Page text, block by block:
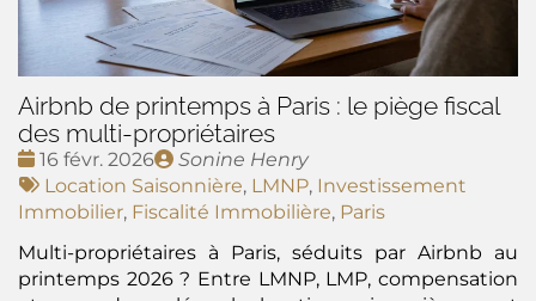
Airbnb de printemps à Paris : le piège fiscal
des multi-propriétaires
Date
:
16 févr. 2026
Publié
par
Sonine Henry
Tags
:
Location Saisonnière, LMNP, Investissement
Immobilier, Fiscalité Immobilière, Paris
Multi-propriétaires à Paris, séduits par Airbnb au
printemps 2026 ? Entre LMNP, LMP, compensation